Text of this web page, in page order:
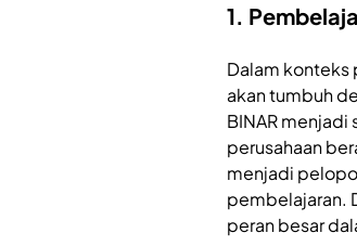
1.
Dalam konteks
akan tumbuh
BINAR
perusahaan
menjadi
pembelajaran.
peran besar